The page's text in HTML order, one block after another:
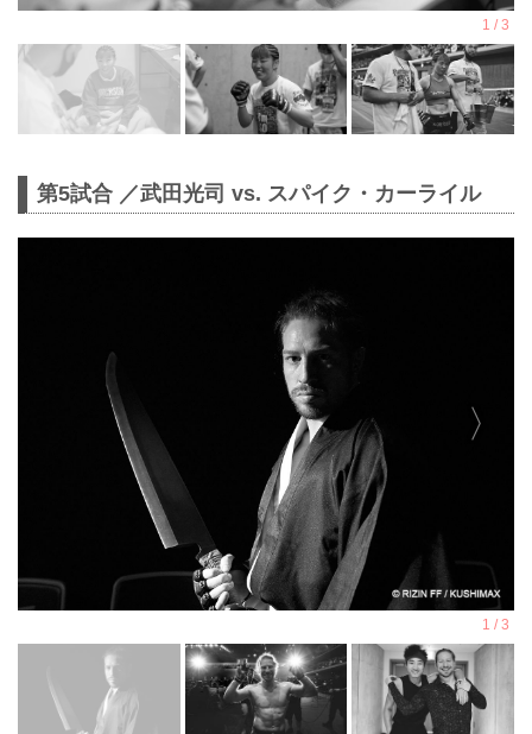
第5試合 ／武田光司 vs. スパイク・カーライル